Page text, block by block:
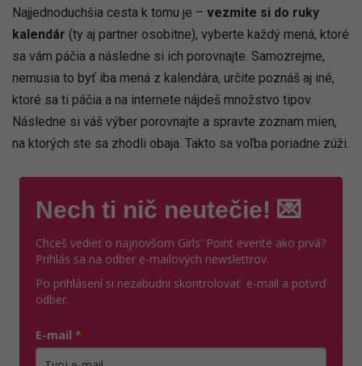
Najjednoduchšia cesta k tomu je – vezmite si do ruky
kalendár (ty aj partner osobitne), vyberte každý mená, ktoré
sa vám páčia a následne si ich porovnajte. Samozrejme,
nemusia to byť iba mená z kalendára, určite poznáš aj iné,
ktoré sa ti páčia a na internete nájdeš množstvo tipov.
Následne si váš výber porovnajte a spravte zoznam mien,
na ktorých ste sa zhodli obaja. Takto sa voľba poriadne zúži.
Nech ti nič neutečie! 💌
Chceš vedieť o najnovšom Girls' Point evente ako prvá?
Prihlás sa na odber e-mailových newslettrov.
Po prihlásení si nezabudni skontrolovať e-mail a potvrď
odber.
E-mail *